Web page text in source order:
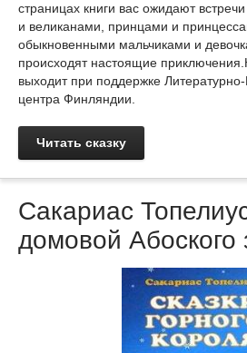
страницах книги вас ожидают
и великанами, принцами и
обыкновенными мальчиками и
происходят настоящие
выходит при поддержке
центра Финляндии.
Читать сказку
Сакариас
домовой Абоского